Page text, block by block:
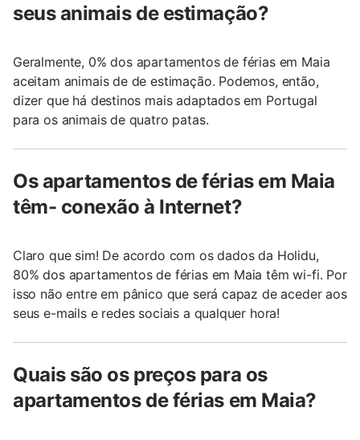
seus animais de estimação?
Geralmente, 0% dos apartamentos de férias em Maia
aceitam animais de de estimação. Podemos, então,
dizer que há destinos mais adaptados em Portugal
para os animais de quatro patas.
Os apartamentos de férias em Maia
têm- conexão à Internet?
Claro que sim! De acordo com os dados da Holidu,
80% dos apartamentos de férias em Maia têm wi-fi. Por
isso não entre em pânico que será capaz de aceder aos
seus e-mails e redes sociais a qualquer hora!
Quais são os preços para os
apartamentos de férias em Maia?